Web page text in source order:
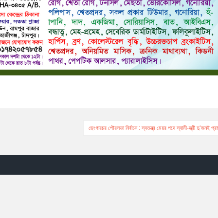
ছেংগারচর পৌরসভা নির্বাচন : স্বতন্ত্র মেয়র পদে স্বামী-স্ত্রী দু’জনই